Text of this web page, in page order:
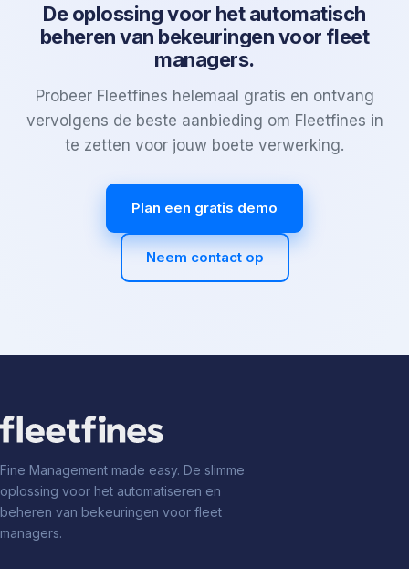
De oplossing voor het automatisch
beheren van bekeuringen voor fleet
managers.
Probeer Fleetfines helemaal gratis en ontvang
vervolgens de beste aanbieding om Fleetfines in
te zetten voor jouw boete verwerking.
Plan een gratis demo
Neem contact op
Fine Management made easy. De slimme
oplossing voor het automatiseren en
beheren van bekeuringen voor fleet
managers.